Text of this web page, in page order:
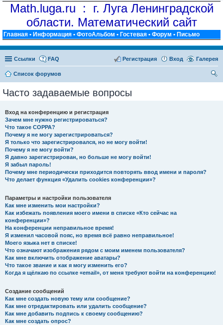
Math.luga.ru : г. Луга Ленинградской
области. Математический сайт
Главная • Информация • ФотоАльбом • Гостевая • Форум • Письмо
Ссылки Галерея
FAQ Вход
Регистрация
Список форумов
Часто задаваемые вопросы
Вход на конференцию и регистрация
Зачем мне нужно регистрироваться?
Что такое COPPA?
Почему я не могу зарегистрироваться?
Я только что зарегистрировался, но не могу войти!
Почему я не могу войти?
Я давно зарегистрирован, но больше не могу войти!
Я забыл пароль!
Почему мне периодически приходится повторять ввод имени и пароля?
Что делает функция «Удалить cookies конференции»?
Параметры и настройки пользователя
Как мне изменить мои настройки?
Как избежать появления моего имени в списке «Кто сейчас на
конференции»?
На конференции неправильное время!
Я изменил часовой пояс, но время всё равно неправильное!
Моего языка нет в списке!
Что означают изображения рядом с моим именем пользователя?
Как мне включить отображение аватары?
Что такое звание и как я могу изменить его?
Когда я щёлкаю по ссылке «email», от меня требуют войти на конференцию!
Создание сообщений
Как мне создать новую тему или сообщение?
Как мне отредактировать или удалить сообщение?
Как мне добавить подпись к своему сообщению?
Как мне создать опрос?